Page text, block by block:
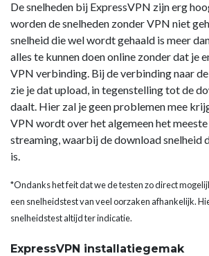
De snelheden bij ExpressVPN zijn erg
worden de snelheden zonder VPN niet
snelheid die wel wordt gehaald is meer
alles te kunnen doen online zonder dat je
VPN verbinding. Bij de verbinding naar
zie je dat upload, in tegenstelling tot de
daalt. Hier zal je geen problemen mee
VPN wordt over het algemeen het
streaming, waarbij de download snelheid
is.
*Ondanks het feit dat we de testen zo direct
een snelheidstest van veel oorzaken afhankelijk.
snelheidstest altijd ter indicatie.
ExpressVPN installatiegemak